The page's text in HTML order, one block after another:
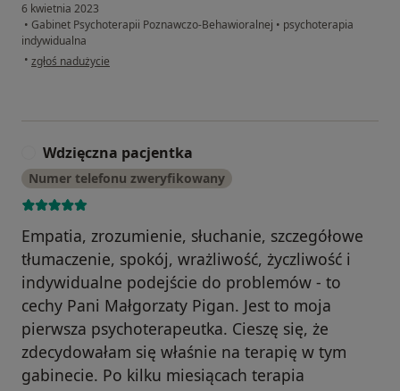
6 kwietnia 2023
• Gabinet Psychoterapii Poznawczo-Behawioralnej • psychoterapia
indywidualna
• w opinii użytkownika M. Kasperska
zgłoś nadużycie
Wdzięczna pacjentka
Numer telefonu zweryfikowany
Empatia, zrozumienie, słuchanie, szczegółowe
tłumaczenie, spokój, wrażliwość, życzliwość i
indywidualne podejście do problemów - to
cechy Pani Małgorzaty Pigan. Jest to moja
pierwsza psychoterapeutka. Cieszę się, że
zdecydowałam się właśnie na terapię w tym
gabinecie. Po kilku miesiącach terapia